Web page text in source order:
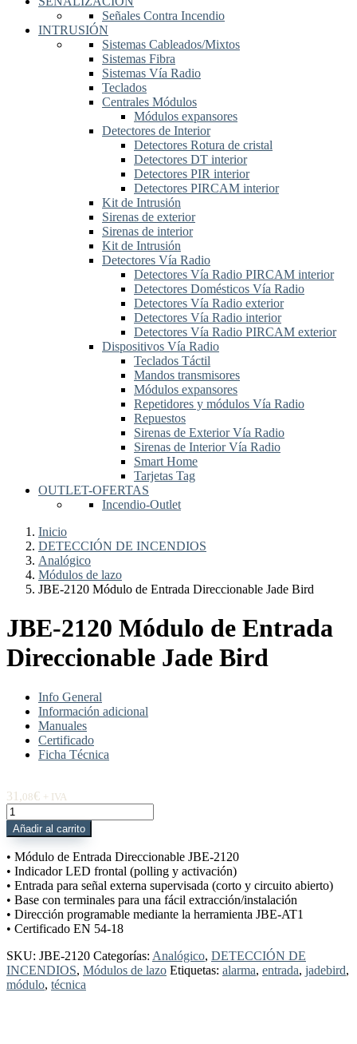
Señales Contra Incendio
INTRUSIÓN
Sistemas Cableados/Mixtos
Sistemas Fibra
Sistemas Vía Radio
Teclados
Centrales Módulos
Módulos expansores
Detectores de Interior
Detectores Rotura de cristal
Detectores DT interior
Detectores PIR interior
Detectores PIRCAM interior
Kit de Intrusión
Sirenas de exterior
Sirenas de interior
Kit de Intrusión
Detectores Vía Radio
Detectores Vía Radio PIRCAM interior
Detectores Domésticos Vía Radio
Detectores Vía Radio exterior
Detectores Vía Radio interior
Detectores Vía Radio PIRCAM exterior
Dispositivos Vía Radio
Teclados Táctil
Mandos transmisores
Módulos expansores
Repetidores y módulos Vía Radio
Repuestos
Sirenas de Exterior Vía Radio
Sirenas de Interior Vía Radio
Smart Home
Tarjetas Tag
OUTLET-OFERTAS
Incendio-Outlet
Inicio
DETECCIÓN DE INCENDIOS
Analógico
Módulos de lazo
JBE-2120 Módulo de Entrada Direccionable Jade Bird
JBE-2120 Módulo de Entrada
Direccionable Jade Bird
Info General
Información adicional
Manuales
Certificado
Ficha Técnica
31,08€ + IVA
JBE-
2120
Módulo
de
Entrada
Direccionable
Jade
Bird
cantidad
Añadir al carrito
• Módulo de Entrada Direccionable JBE-2120
• Indicador LED frontal (polling y activación)
• Entrada para señal externa supervisada (corto y circuito abierto)
• Base con terminales para una fácil extracción/instalación
• Dirección programable mediante la herramienta JBE-AT1
• Certificado EN 54-18
SKU: JBE-2120 Categorías: Analógico, DETECCIÓN DE
INCENDIOS, Módulos de lazo Etiquetas: alarma, entrada, jadebird,
módulo, técnica